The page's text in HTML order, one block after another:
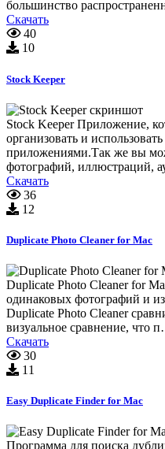
большинство
Скачать
40
10
Stock Keeper
Stock Keeper Приложение,
организовать и
приложениями.Так же вы
фотографий, иллюстраций,
Скачать
36
12
Duplicate Photo Cleaner for Mac
Duplicate Photo Cleaner for
одинаковых фотографий и
Duplicate Photo Cleaner
визуальное сравнение, что
Скачать
30
11
Easy Duplicate Finder for Mac
Программа для поиска